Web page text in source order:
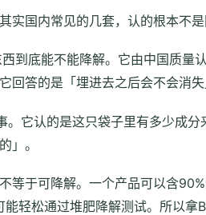
实国内常见的几套，认的根本不是
到底能不能降解。它由中国质量
回答的是「埋进去之后会不会消失
。它认的是这只袋子里有多少成
」。
等于可降解。一个产品可以含
轻松通过堆肥降解测试。所以